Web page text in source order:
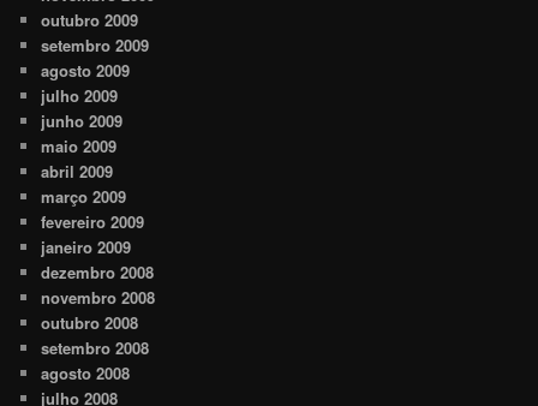
outubro 2009
setembro 2009
agosto 2009
julho 2009
junho 2009
maio 2009
abril 2009
março 2009
fevereiro 2009
janeiro 2009
dezembro 2008
novembro 2008
outubro 2008
setembro 2008
agosto 2008
julho 2008